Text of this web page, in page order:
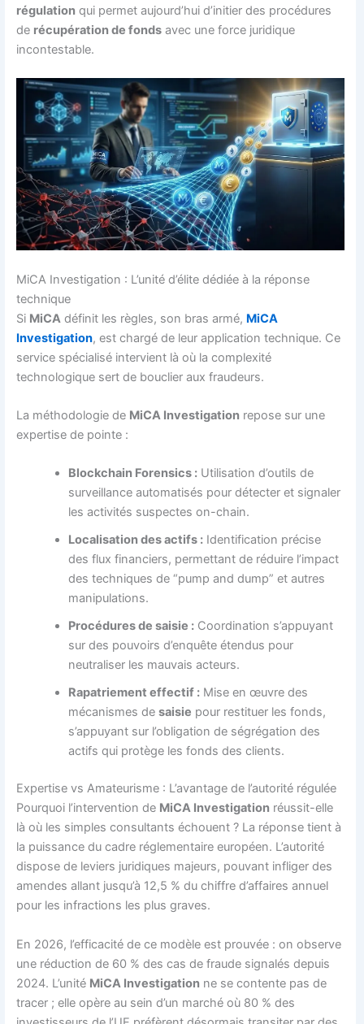
régulation qui permet aujourd’hui d’initier des procédures
de récupération de fonds avec une force juridique
incontestable.
MiCA Investigation : L’unité d’élite dédiée à la réponse
technique
Si MiCA définit les règles, son bras armé, MiCA
Investigation, est chargé de leur application technique. Ce
service spécialisé intervient là où la complexité
technologique sert de bouclier aux fraudeurs.
La méthodologie de MiCA Investigation repose sur une
expertise de pointe :
Blockchain Forensics : Utilisation d’outils de
surveillance automatisés pour détecter et signaler
les activités suspectes on-chain.
Localisation des actifs : Identification précise
des flux financiers, permettant de réduire l’impact
des techniques de “pump and dump” et autres
manipulations.
Procédures de saisie : Coordination s’appuyant
sur des pouvoirs d’enquête étendus pour
neutraliser les mauvais acteurs.
Rapatriement effectif : Mise en œuvre des
mécanismes desaisie pour restituer les fonds,
s’appuyant sur l’obligation de ségrégation des
actifs qui protège les fonds des clients.
Expertise vs Amateurisme : L’avantage de l’autorité régulée
Pourquoi l’intervention de MiCA Investigation réussit-elle
là où les simples consultants échouent ? La réponse tient à
la puissance du cadre réglementaire européen. L’autorité
dispose de leviers juridiques majeurs, pouvant infliger des
amendes allant jusqu’à 12,5 % du chiffre d’affaires annuel
pour les infractions les plus graves.
En 2026, l’efficacité de ce modèle est prouvée : on observe
une réduction de 60 % des cas de fraude signalés depuis
2024. L’unité MiCA Investigation ne se contente pas de
tracer ; elle opère au sein d’un marché où 80 % des